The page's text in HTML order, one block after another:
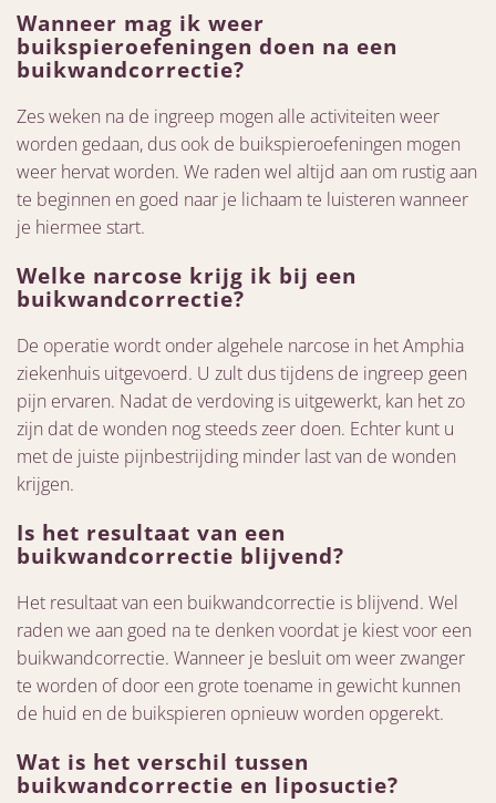
Wanneer mag ik weer
buikspieroefeningen doen na een
buikwandcorrectie?
Zes weken na de ingreep mogen alle activiteiten weer
worden gedaan, dus ook de buikspieroefeningen mogen
weer hervat worden. We raden wel altijd aan om rustig aan
te beginnen en goed naar je lichaam te luisteren wanneer
je hiermee start.
Welke narcose krijg ik bij een
buikwandcorrectie?
De operatie wordt onder algehele narcose in het Amphia
ziekenhuis uitgevoerd. U zult dus tijdens de ingreep geen
pijn ervaren. Nadat de verdoving is uitgewerkt, kan het zo
zijn dat de wonden nog steeds zeer doen. Echter kunt u
met de juiste pijnbestrijding minder last van de wonden
krijgen.
Is het resultaat van een
buikwandcorrectie blijvend?
Het resultaat van een buikwandcorrectie is blijvend. Wel
raden we aan goed na te denken voordat je kiest voor een
buikwandcorrectie. Wanneer je besluit om weer zwanger
te worden of door een grote toename in gewicht kunnen
de huid en de buikspieren opnieuw worden opgerekt.
Wat is het verschil tussen
buikwandcorrectie en liposuctie?